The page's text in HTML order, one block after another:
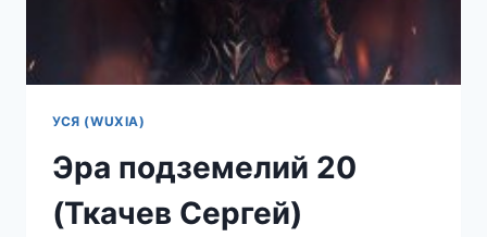
УСЯ (WUXIA)
Эра подземелий 20
(Ткачев Сергей)